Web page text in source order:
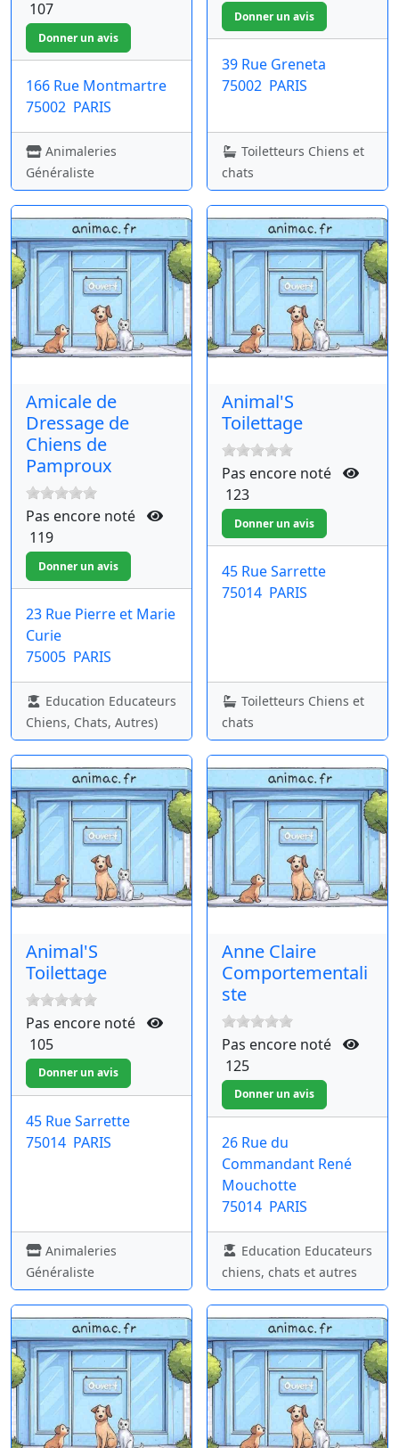
107
166 Rue Montmartre
75002 PARIS
Animaleries
Généraliste
39 Rue Greneta
75002 PARIS
Toiletteurs Chiens et
chats
Amicale de
Dressage de
Chiens de
Pamproux
Pas encore noté
119
23 Rue Pierre et Marie
Curie
75005 PARIS
Education Educateurs
Chiens, Chats, Autres)
Animal'S
Toilettage
Pas encore noté
123
45 Rue Sarrette
75014 PARIS
Toiletteurs Chiens et
chats
Animal'S
Toilettage
Pas encore noté
105
45 Rue Sarrette
75014 PARIS
Animaleries
Généraliste
Anne Claire
Comportementali
ste
Pas encore noté
125
26 Rue du
Commandant René
Mouchotte
75014 PARIS
Education Educateurs
chiens, chats et autres